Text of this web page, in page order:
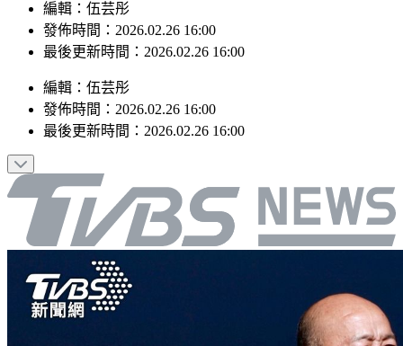
編輯：伍芸彤
發佈時間：2026.02.26 16:00
最後更新時間：2026.02.26 16:00
編輯 ： 伍芸彤
發佈時間： 2026.02.26 16:00
最後更新時間： 2026.02.26 16:00